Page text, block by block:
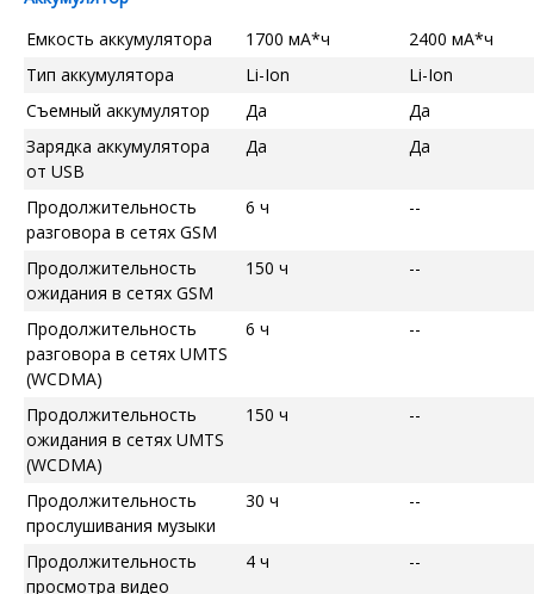
Емкость аккумулятора
1700 мА*ч
2400 мА*ч
Тип аккумулятора
Li-Ion
Li-Ion
Съемный аккумулятор
Да
Да
Зарядка аккумулятора
от USB
Да Да
Продолжительность
разговора в сетях GSM
6 ч --
Продолжительность
ожидания в сетях GSM
150 ч --
Продолжительность
разговора в сетях UMTS
(WCDMA)
6 ч --
Продолжительность
ожидания в сетях UMTS
(WCDMA)
150 ч --
Продолжительность
прослушивания музыки
30 ч --
Продолжительность
просмотра видео
4 ч --